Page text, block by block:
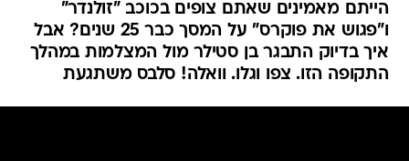
הייתם מאמינים שאתם צופים בכוכב "זולנדר"
ו"פגוש את פוקרס" על המסך כבר 25 שנים? אבל
איך בדיוק התבגר בן סטילר מול המצלמות במהלך
התקופה הזו. צפו וגלו. וואלה! סלבס משתגעת